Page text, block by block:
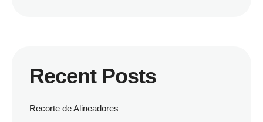
Recent Posts
Recorte de Alineadores